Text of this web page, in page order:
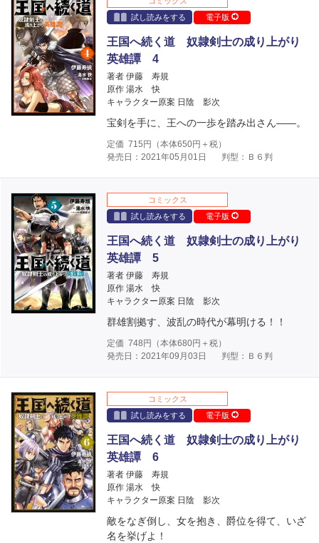
試し読みをする
電子版
王国へ続く道 奴隷剣士の成り上がり
英雄譚 4
著者 伊藤 寿規
原作 湯水 快
キャラクター原案 日陰 影次
宝剣を手に、王への一歩を踏み出さん――。
定価 715 円（本体650円＋税）
発売日：2021年05月01日
判型：Ｂ６判
コミックス
試し読みをする
電子版
王国へ続く道 奴隷剣士の成り上がり
英雄譚 5
著者 伊藤 寿規
原作 湯水 快
キャラクター原案 日陰 影次
群雄割拠す、波乱の時代が幕明ける！！
定価 748 円（本体680円＋税）
発売日：2021年09月03日
判型：Ｂ６判
コミックス
試し読みをする
電子版
王国へ続く道 奴隷剣士の成り上がり
英雄譚 6
著者 伊藤 寿規
原作 湯水 快
キャラクター原案 日陰 影次
敵をなぎ倒し、女を抱き、爵位を得て、いざ
名を挙げよ！